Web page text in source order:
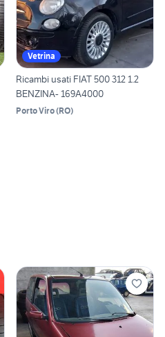
Vetrina
Ricambi usati FIAT 500 312 1.2
BENZINA- 169A4000
Porto Viro(RO)